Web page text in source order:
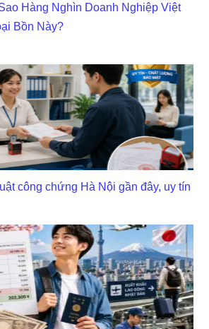
Hàng Nghìn Doanh Nghiệp Việt
Bồn Này?
công chứng Hà Nội gần đây, uy tín